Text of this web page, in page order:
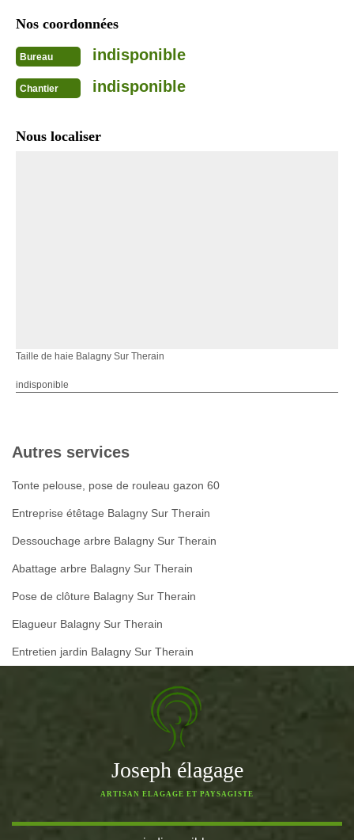
Nos coordonnées
Bureau indisponible
Chantier indisponible
Nous localiser
Taille de haie Balagny Sur Therain
indisponible
Autres services
Tonte pelouse, pose de rouleau gazon 60
Entreprise étêtage Balagny Sur Therain
Dessouchage arbre Balagny Sur Therain
Abattage arbre Balagny Sur Therain
Pose de clôture Balagny Sur Therain
Elagueur Balagny Sur Therain
Entretien jardin Balagny Sur Therain
Joseph élagage
ARTISAN ELAGAGE ET PAYSAGISTE